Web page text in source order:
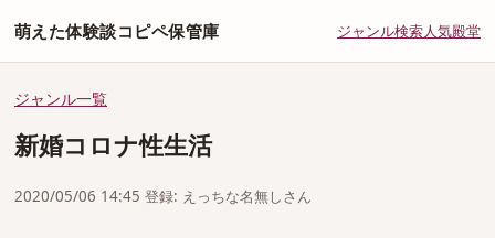
萌えた体験談コピペ保管庫 ジャンル検索人気殿堂
ジャンル一覧
新婚コロナ性生活
2020/05/06 14:45 登録: えっちな名無しさん